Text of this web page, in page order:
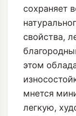
сохраняет
свойства,
этом
мнется
легкую,